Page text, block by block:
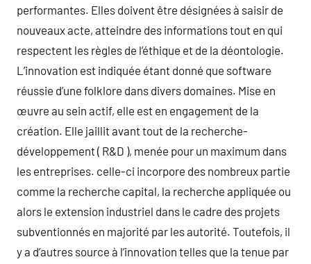
performantes. Elles doivent être désignées à saisir de
nouveaux acte, atteindre des informations tout en qui
respectent les règles de l’éthique et de la déontologie.
L’innovation est indiquée étant donné que software
réussie d’une folklore dans divers domaines. Mise en
œuvre au sein actif, elle est en engagement de la
création. Elle jaillit avant tout de la recherche-
développement ( R&D ), menée pour un maximum dans
les entreprises. celle-ci incorpore des nombreux partie
comme la recherche capital, la recherche appliquée ou
alors le extension industriel dans le cadre des projets
subventionnés en majorité par les autorité. Toutefois, il
y a d’autres source à l’innovation telles que la tenue par